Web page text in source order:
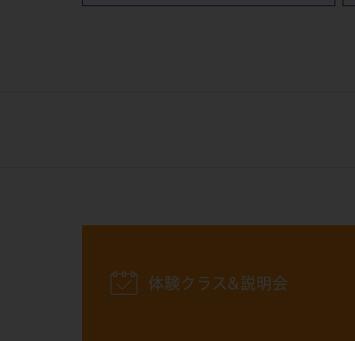
体験クラス&説明会